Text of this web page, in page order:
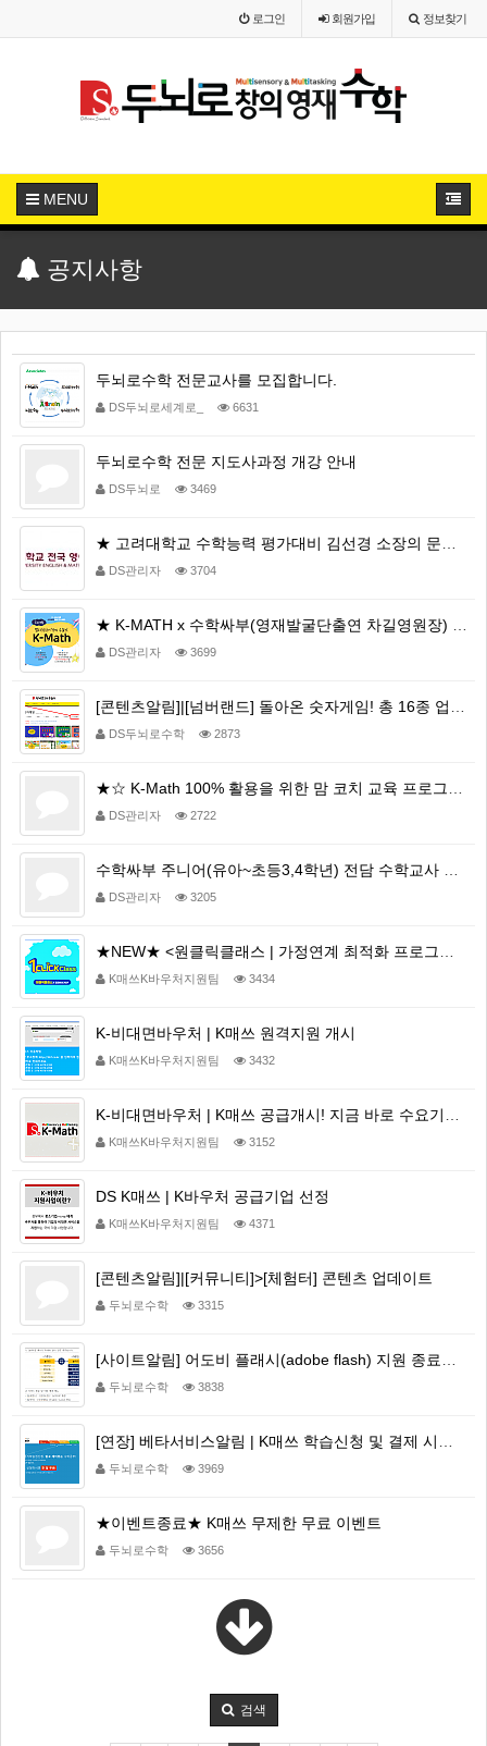
로그인 회원가입 정보찾기
MENU
공지사항
두뇌로수학 전문교사를 모집합니다.
DS두뇌로세계로_ 6631
두뇌로수학 전문 지도사과정 개강 안내
DS두뇌로 3469
DS관리자 3704
DS관리자 3699
DS두뇌로수학 2873
DS관리자 2722
DS관리자 3205
K매쓰K바우처지원팀 3434
K-비대면바우처 | K매쓰 원격지원 개시
K매쓰K바우처지원팀 3432
K매쓰K바우처지원팀 3152
DS K매쓰 | K바우처 공급기업 선정
K매쓰K바우처지원팀 4371
[콘텐츠알림]|[커뮤니티]>[체험터] 콘텐츠 업데이트
두뇌로수학 3315
두뇌로수학 3838
두뇌로수학 3969
★이벤트종료★ K매쓰 무제한 무료 이벤트
두뇌로수학 3656
검색